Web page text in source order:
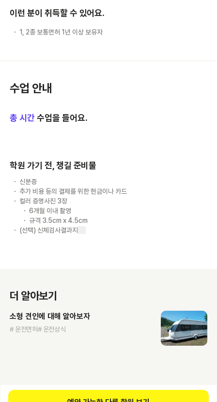
이런 분이 취득할 수 있어요.
1, 2종 보통면허 1년 이상 보유자
수업 안내
총 시간수업을 들어요.
학원 가기 전, 챙길 준비물
신분증
추가 비용 등의 결제를 위한 현금이나 카드
컬러 증명사진 3장
6개월 이내 촬영
규격 3.5cm x 4.5cm
(선택) 신체검사결과지
더 알아보기
소형 견인에 대해 알아보자
# 운전면허# 운전상식